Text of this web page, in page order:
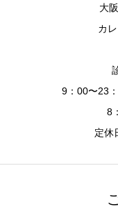
大
カ
9：00〜23
8
定休